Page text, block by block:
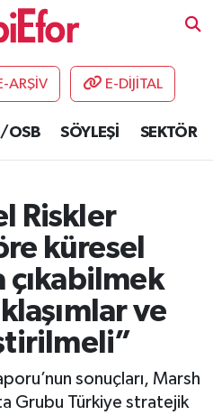
ARŞİV E-DİJİTAL
OSB SÖYLEŞİ SEKTÖR
Riskler
küresel
çıkabilmek
ve
sonuçları, Marsh
Grubu Türkiye stratejik